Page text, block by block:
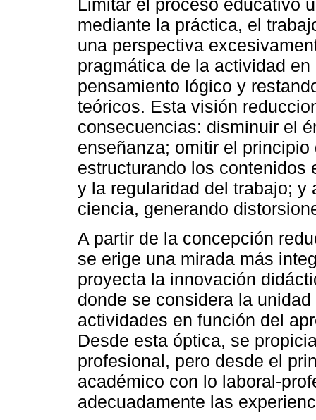
mediante la práctica, el
una perspectiva
pragmática de la actividad
pensamiento lógico y
teóricos. Esta visión
consecuencias: disminuir el
enseñanza; omitir el
estructurando los contenidos
y la regularidad del trabajo;
ciencia, generando
A partir de la concepción
se erige una mirada más
proyecta la innovación
donde se considera la
actividades en función del
Desde esta óptica, se
profesional, pero desde el
académico con lo laboral-
adecuadamente las